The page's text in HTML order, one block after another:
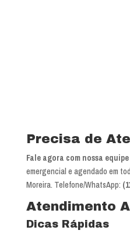
Precisa de
Fale agora com nossa
emergencial e agendado em
Moreira. Telefone/WhatsApp:
Atendimento
Dicas Rápidas